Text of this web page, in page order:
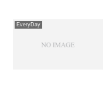
EveryDay